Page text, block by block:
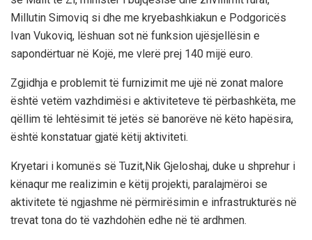
Millutin Simoviq si dhe me kryebashkiakun e Podgoricës
Ivan Vukoviq, lëshuan sot në funksion ujësjellësin e
sapondërtuar në Kojë, me vlerë prej 140 mijë euro.
Zgjidhja e problemit të furnizimit me ujë në zonat malore
është vetëm vazhdimësi e aktiviteteve të përbashkëta, me
qëllim të lehtësimit të jetës së banorëve në këto hapësira,
është konstatuar gjatë këtij aktiviteti.
Kryetari i komunës së Tuzit,Nik Gjeloshaj, duke u shprehur i
kënaqur me realizimin e këtij projekti, paralajmëroi se
aktivitete të ngjashme në përmirësimin e infrastrukturës në
trevat tona do të vazhdohën edhe në të ardhmen.